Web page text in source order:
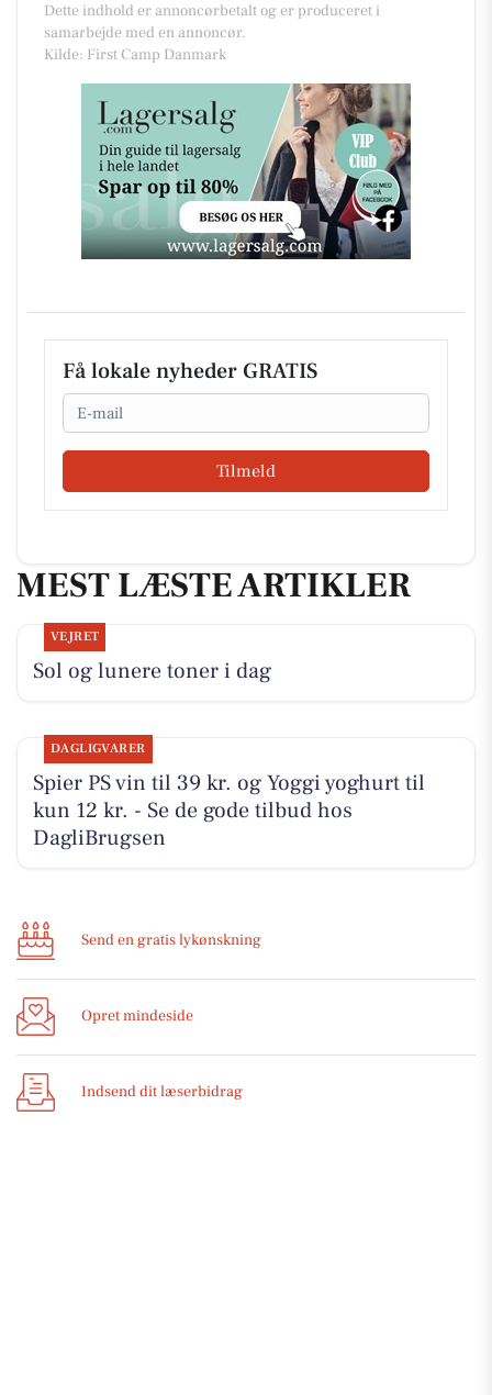
Dette indhold er annoncørbetalt og er produceret i
samarbejde med en annoncør.
Kilde: First Camp Danmark
Få lokale nyheder GRATIS
Email
Tilmeld
MEST LÆSTE ARTIKLER
VEJRET
Sol og lunere toner i dag
DAGLIGVARER
Spier PS vin til 39 kr. og Yoggi yoghurt til
kun 12 kr. - Se de gode tilbud hos
DagliBrugsen
Send en gratis lykønskning
Opret mindeside
Indsend dit læserbidrag